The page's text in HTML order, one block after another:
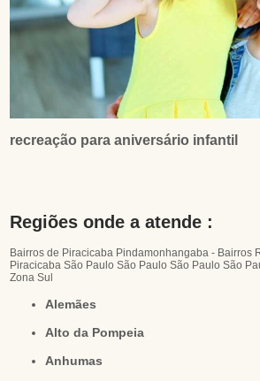
recreação para aniversário infantil
Regiões onde a atende :
Bairros de Piracicaba Pindamonhangaba - Bairros
Piracicaba São Paulo São Paulo São Paulo São
Zona Sul
Alemães
Alto da Pompeia
Anhumas